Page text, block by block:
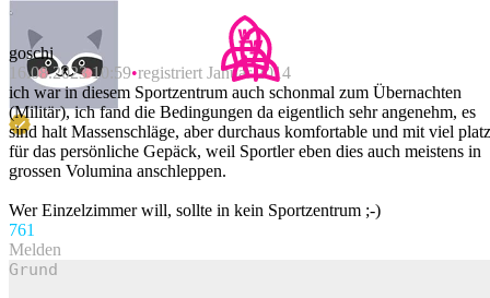
goschi
16.08.2023 10:59 registriert Januar 2014
ich war in diesem Sportzentrum auch schonmal zum Übernachten
(Militär), ich fand die Bedingungen da eigentlich sehr angenehm, es
sind halt Massenschläge, aber durchaus komfortable und mit viel platz
für das persönliche Gepäck, weil Sportler eben dies auch meistens in
grossen Volumina anschleppen.
Wer Einzelzimmer will, sollte in kein Sportzentrum ;-)
761
Melden